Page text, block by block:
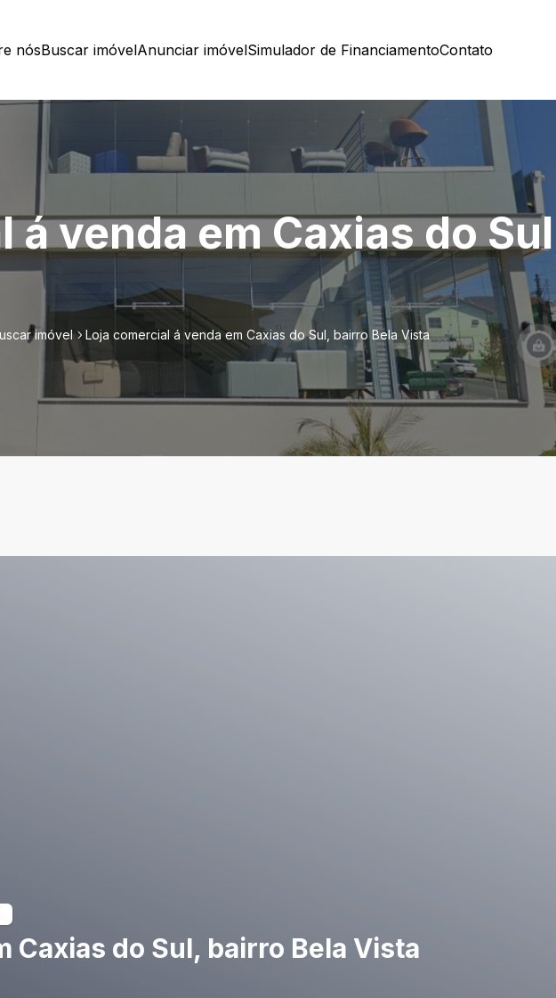
nósBuscar imóvelAnunciar imóvelSimulador de FinanciamentoContato
á venda em Caxias do
imóvel Loja comercial á venda em Caxias do Sul, bairro Bela Vista
Caxias do Sul, bairro Bela Vista